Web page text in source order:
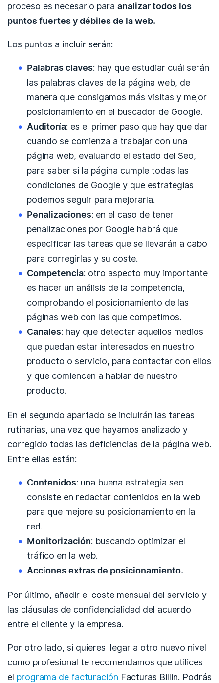
proceso es necesario para analizar todos los
puntos fuertes y débiles de la web.
Los puntos a incluir serán:
Palabras claves: hay que estudiar cuál serán
las palabras claves de la página web, de
manera que consigamos más visitas y mejor
posicionamiento en el buscador de Google.
Auditoría: es el primer paso que hay que dar
cuando se comienza a trabajar con una
página web, evaluando el estado del Seo,
para saber si la página cumple todas las
condiciones de Google y que estrategias
podemos seguir para mejorarla.
Penalizaciones: en el caso de tener
penalizaciones por Google habrá que
especificar las tareas que se llevarán a cabo
para corregirlas y su coste.
Competencia: otro aspecto muy importante
es hacer un análisis de la competencia,
comprobando el posicionamiento de las
páginas web con las que competimos.
Canales: hay que detectar aquellos medios
que puedan estar interesados en nuestro
producto o servicio, para contactar con ellos
y que comiencen a hablar de nuestro
producto.
En el segundo apartado se incluirán las tareas
rutinarias, una vez que hayamos analizado y
corregido todas las deficiencias de la página web.
Entre ellas están:
Contenidos: una buena estrategia seo
consiste en redactar contenidos en la web
para que mejore su posicionamiento en la
red.
Monitorización: buscando optimizar el
tráfico en la web.
Acciones extras de posicionamiento.
Por último, añadir el coste mensual del servicio y
las cláusulas de confidencialidad del acuerdo
entre el cliente y la empresa.
Por otro lado, si quieres llegar a otro nuevo nivel
como profesional te recomendamos que utilices
el programa de facturación Facturas Billin. Podrás